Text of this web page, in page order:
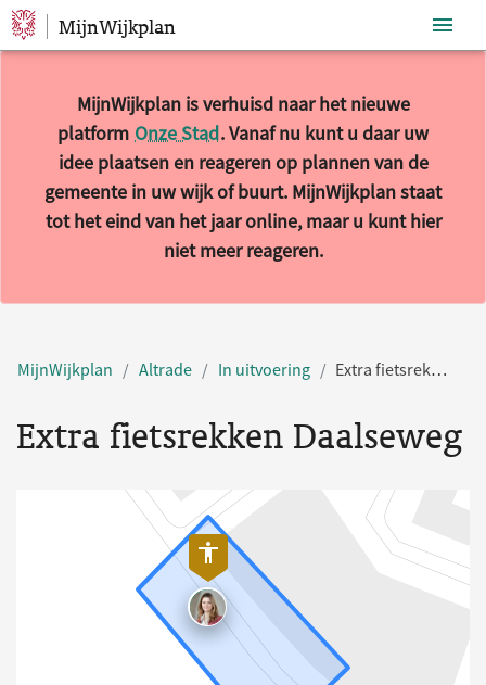
Sla navigatie over
MijnWijkplan
MijnWijkplan is verhuisd naar het nieuwe
platform Onze Stad. Vanaf nu kunt u daar uw
idee plaatsen en reageren op plannen van de
gemeente in uw wijk of buurt. MijnWijkplan staat
tot het eind van het jaar online, maar u kunt hier
niet meer reageren.
MijnWijkplan Altrade In uitvoering Extra fietsrekken Daalseweg
Extra fietsrekken Daalseweg